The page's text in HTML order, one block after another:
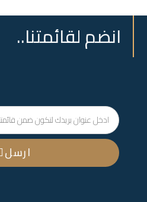
انضم لقائمتنا..
ارسل